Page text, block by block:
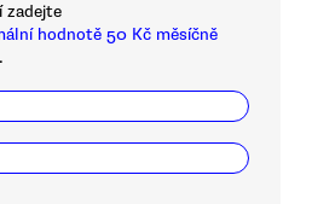
zadejte
hodnotě 50 Kč měsíčně